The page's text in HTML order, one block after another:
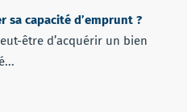
sa capacité d’emprunt ?
être d’acquérir un bien